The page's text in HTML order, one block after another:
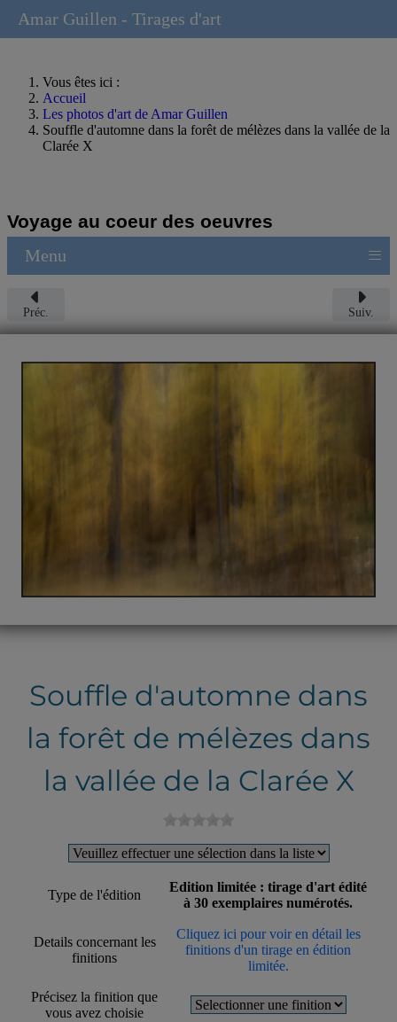
Vous êtes ici :
Accueil
Les photos d'art de Amar Guillen
Souffle d'automne dans la forêt de mélèzes dans la vallée de la
Clarée X
Voyage au coeur des oeuvres
Menu ≡
Préc. Suiv.
Souffle d'automne dans
la forêt de mélèzes dans
la vallée de la Clarée X
Type de l'édition
Edition limitée : tirage d'art édité
à 30 exemplaires numérotés.
Details concernant les
finitions
Cliquez ici pour voir en détail les
finitions d'un tirage en édition
limitée.
Précisez la finition que
vous avez choisie
Amar Guillen - Tirages d'art